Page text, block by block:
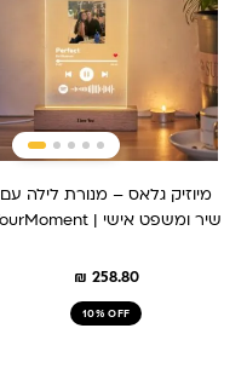
מיוזיק גלאס – מנורת לילה עם
שיר ומשפט אישי | YourMoment
₪ 258.80
10% OFF